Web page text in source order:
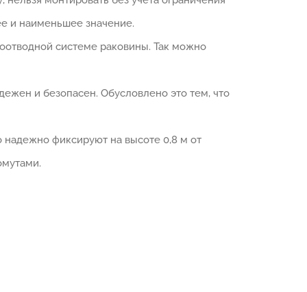
и наименьшее значение.
системе раковины. Так можно
и безопасен. Обусловлено это тем, что
надежно фиксируют на высоте 0,8 м от